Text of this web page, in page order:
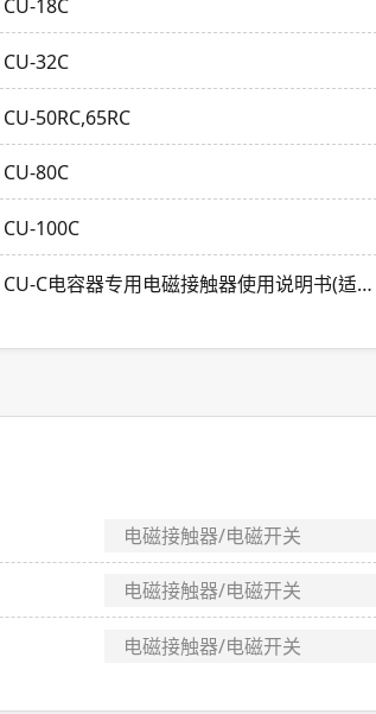
CU-18C
CU-32C
CU-50RC,65RC
CU-80C
CU-100C
CU-C电容器专用电磁接触器使用说明书(适用CU-C系列)
电磁接触器/电磁开关
电磁接触器/电磁开关
电磁接触器/电磁开关